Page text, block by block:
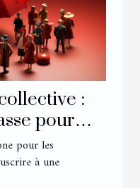
:
pour
pour les
à une